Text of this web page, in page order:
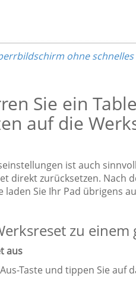
ohne
Sie ein
auf die
ist auch
direkt zurücksetzen.
Sie Ihr Pad übrigens
zu
aus
Taste und tippen Sie auf